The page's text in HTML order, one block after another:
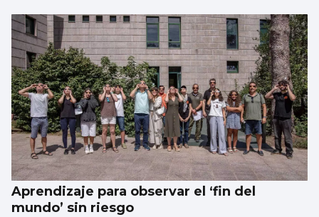
Aprendizaje para observar el ‘fin del
mundo’ sin riesgo